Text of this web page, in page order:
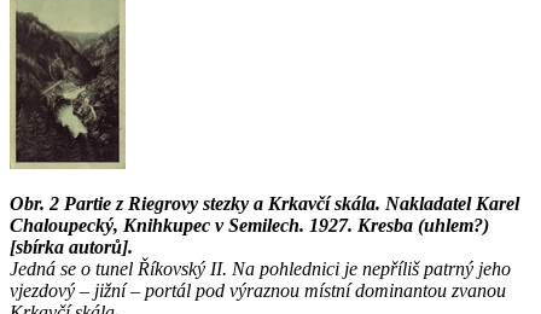
Obr. 2 Partie z Riegrovy stezky a Krkavčí skála. Nakladatel Karel
Chaloupecký, Knihkupec v Semilech. 1927. Kresba (uhlem?)
[sbírka autorů].
Jedná se o tunel Říkovský II. Na pohlednici je nepříliš patrný jeho
vjezdový – jižní – portál pod výraznou místní dominantou zvanou